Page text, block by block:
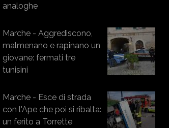
analoghe
Marche - Aggrediscono,
malmenano e rapinano un
giovane: fermati tre
tunisini
Marche - Esce di strada
con l'Ape che poi si ribalta:
un ferito a Torrette